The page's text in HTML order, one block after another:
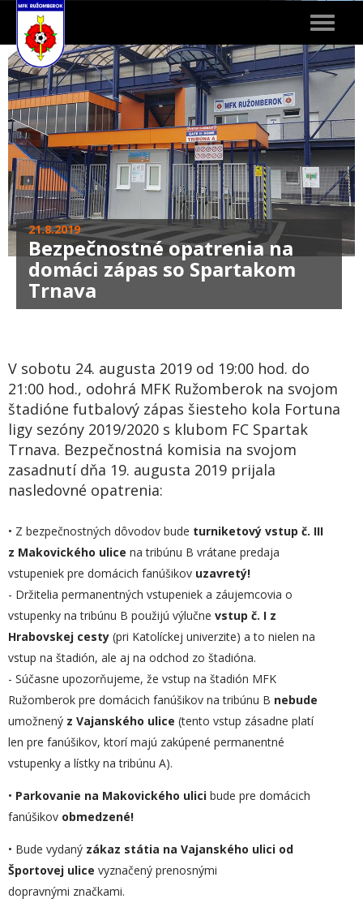
Toggle
21.8.2019
Bezpečnostné opatrenia na
domáci zápas so Spartakom
Trnava
V sobotu 24. augusta 2019 od 19:00 hod. do
21:00 hod., odohrá MFK Ružomberok na svojom
štadióne futbalový zápas šiesteho kola Fortuna
ligy sezóny 2019/2020 s klubom FC Spartak
Trnava. Bezpečnostná komisia na svojom
zasadnutí dňa 19. augusta 2019 prijala
nasledovné opatrenia:
• Z bezpečnostných dôvodov bude turniketový vstup č. III
z Makovického ulice na tribúnu B vrátane predaja
vstupeniek pre domácich fanúšikov uzavretý!
- Držitelia permanentných vstupeniek a záujemcovia o
vstupenky na tribúnu B použijú výlučne vstup č. I z
Hrabovskej cesty (pri Katolíckej univerzite) a to nielen na
vstup na štadión, ale aj na odchod zo štadióna.
- Súčasne upozorňujeme, že vstup na štadión MFK
Ružomberok pre domácich fanúšikov na tribúnu B nebude
umožnený z Vajanského ulice (tento vstup zásadne platí
len pre fanúšikov, ktorí majú zakúpené permanentné
vstupenky a lístky na tribúnu A).
• Parkovanie na Makovického ulici bude pre domácich
fanúšikov obmedzené!
• Bude vydaný zákaz státia na Vajanského ulici od
Športovej ulice vyznačený prenosnými
dopravnými značkami.